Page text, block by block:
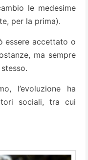
le medesime
per la prima).
essere accettato o
ma sempre
l’evoluzione ha
sociali, tra cui